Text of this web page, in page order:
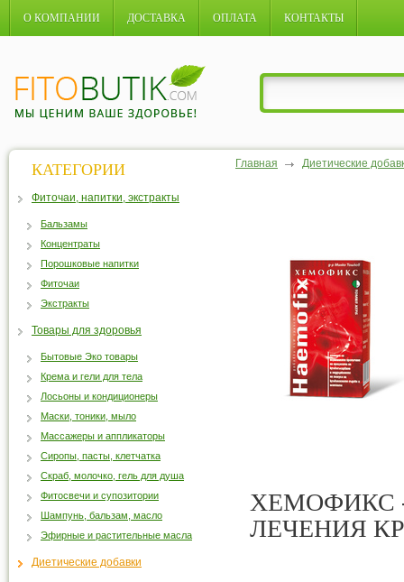
О КОМПАНИИ ДОСТАВКА ОПЛАТА КОНТАКТЫ
Главная Диетические
ХЕМОФИКС
ЛЕЧЕНИЯ
КАТЕГОРИИ
Фиточаи, напитки, экстракты
Бальзамы
Концентраты
Порошковые напитки
Фиточаи
Экстракты
Товары для здоровья
Бытовые Эко товары
Крема и гели для тела
Лосьоны и кондиционеры
Маски, тоники, мыло
Массажеры и аппликаторы
Сиропы, пасты, клетчатка
Скраб, молочко, гель для душа
Фитосвечи и супозитории
Шампунь, бальзам, масло
Эфирные и растительные масла
Диетические добавки